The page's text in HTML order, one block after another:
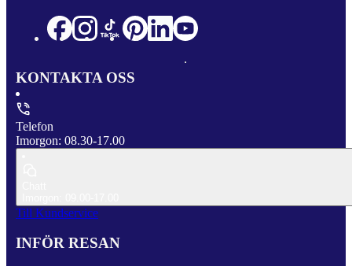
KONTAKTA OSS
Telefon
Imorgon: 08.30-17.00
Till Kundservice
INFÖR RESAN